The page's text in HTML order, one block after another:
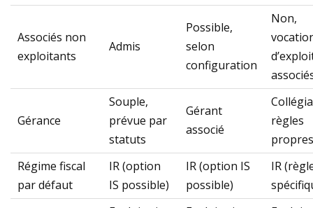
Associés non
exploitants
Admis
Possible,
selon
configuration
Non,
Gérance
Souple,
prévue par
statuts
Gérant
associé
règles
propres
Régime fiscal
par défaut
IR (option
IS possible)
IR (option IS
possible)
IR